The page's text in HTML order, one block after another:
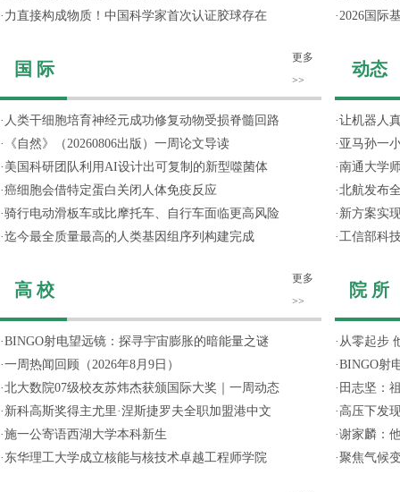
· 力直接构成物质！中国科学家首次认证胶球存在
国 际
更多
>>
· 人类干细胞培育神经元成功修复动物受损脊髓回路
·
《自然》（20260806出版）一周论文导读
· 美国科研团队利用AI设计出可复制的新型噬菌体
·癌细胞会借特定蛋白关闭人体免疫反应
·骑行电动滑板车或比摩托车、自行车面临更高风险
·迄今最全质量最高的人类基因组序列构建完成
高 校
更多
>>
·BINGO射电望远镜：探寻宇宙膨胀的暗能量之谜
·一周热闻回顾（2026年8月9日）
·北大数院07级校友苏炜杰获颁国际大奖｜一周动态
· 新科高斯奖得主尤里·涅斯捷罗夫全职加盟港中文
·施一公寄语西湖大学本科新生
· 东华理工大学成立核能与核技术卓越工程师学院
·2026国际
动态
·让机器人
· 亚马孙一
·南通大学
·北航发布
· 新方案实
·工信部科
院 所
· 从零起步
·BINGO射
· 田志坚：
· 高压下发
·谢家麟：
·聚焦气候